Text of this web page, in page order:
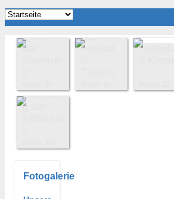
Die
Erftlagun
e nach
der
Das
Freibad
Hallenba
Sanierun
g der
Fotogalerie